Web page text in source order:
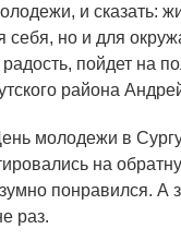
и сказать:
себя, но и для
пойдет на
района
молодежи в
на
понравился. А
раз.